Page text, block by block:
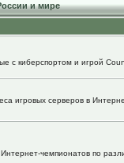
и мире
с киберспортом и игрой
игровых серверов в
чемпионатов по